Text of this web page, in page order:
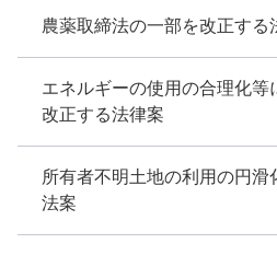
農薬取締法の一部を改正する
エネルギーの使用の合理化等
改正する法律案
所有者不明土地の利用の円滑
法案